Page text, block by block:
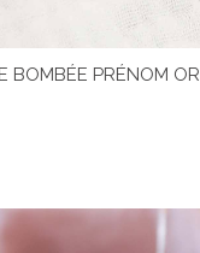
BOMBÉE PRÉNOM OR